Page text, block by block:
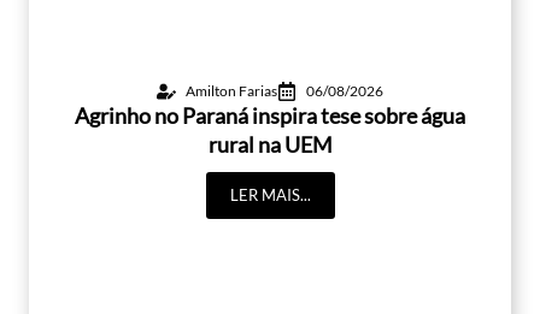
Amilton Farias 06/08/2026
Agrinho no Paraná inspira tese sobre água
rural na UEM
LER MAIS...